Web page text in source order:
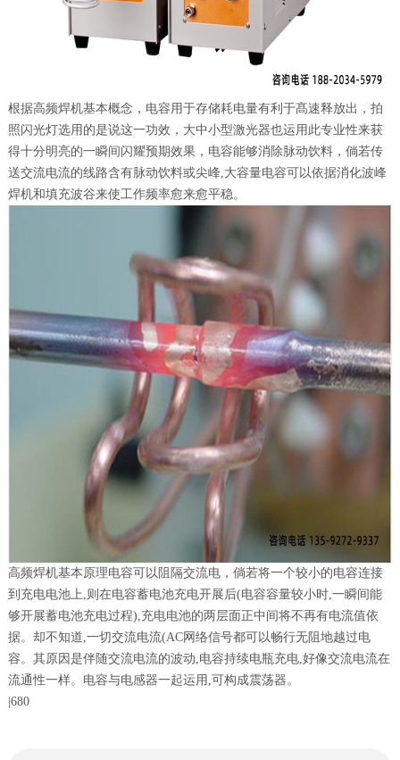
根据高频焊机基本概念，电容用于存储耗电量有利于髙速释放出，拍
照闪光灯选用的是说这一功效，大中小型激光器也运用此专业性来获
得十分明亮的一瞬间闪耀预期效果，电容能够消除脉动饮料，倘若传
送交流电流的线路含有脉动饮料或尖峰,大容量电容可以依据消化波峰
焊机和填充波谷来使工作频率愈来愈平稳。
高频焊机基本原理电容可以阻隔交流电，倘若将一个较小的电容连接
到充电电池上,则在电容蓄电池充电开展后(电容容量较小时,一瞬间能
够开展蓄电池充电过程),充电电池的两层面正中间将不再有电流值依
据。却不知道,一切交流电流(AC网络信号都可以畅行无阻地越过电
容。其原因是伴随交流电流的波动,电容持续电瓶充电,好像交流电流在
流通性一样。电容与电感器一起运用,可构成震荡器。
680